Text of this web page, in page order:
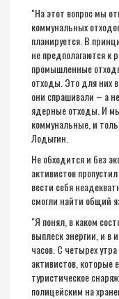
"На этот вопрос мы
коммунальных
планируется. В
не предполагаются
промышленные
отходы. Это для них
они спрашивали – а
ядерные отходы. И
коммунальные, и
Лодыгин.
Не обходится и без
активистов
вести себя
смогли найти общий
"Я понял, в каком
выплеск энергии, и в
часов. С четырех
активистов, которые
туристическое
полицейским на